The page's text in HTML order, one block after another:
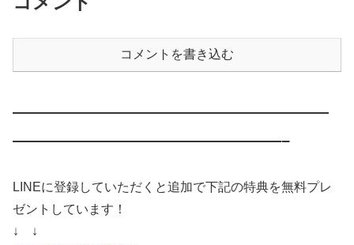
コメントを書き込む
————————————————————
—————————————————–
LINEに登録していただくと追加で下記の特典を無料プレ
ゼントしています！
↓ ↓